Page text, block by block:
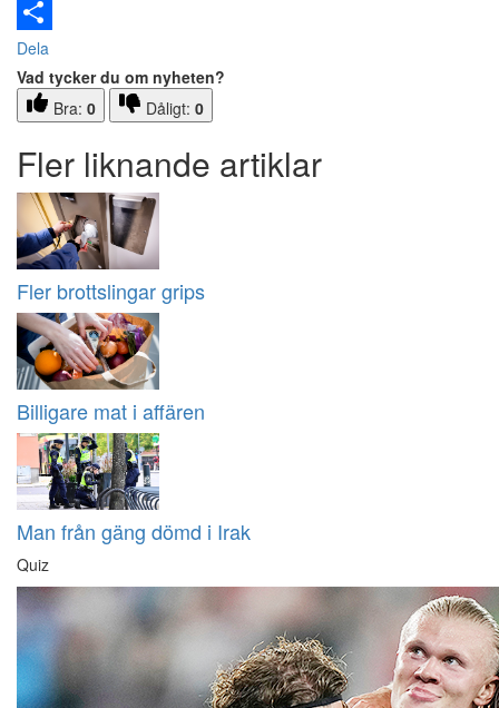
Email
Dela
Vad tycker du om nyheten?
Bra: 0 Dåligt: 0
Fler liknande artiklar
Fler brottslingar grips
Billigare mat i affären
Man från gäng dömd i Irak
Quiz